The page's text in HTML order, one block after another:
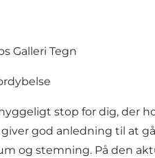
Galleri Tegn
stop for dig, der
god anledning til at
og stemning. På den